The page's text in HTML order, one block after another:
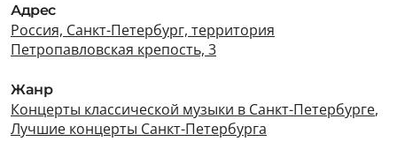
Адрес
Россия, Санкт-Петербург, территория
Петропавловская крепость, 3
Жанр
Концерты классической музыки в Санкт-Петербурге,
Лучшие концерты Санкт-Петербурга